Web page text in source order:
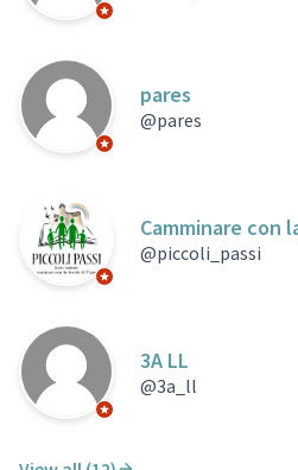
Official participant
Official participant
pares
@pares
Official participant
Camminare con
@piccoli_passi
Official participant
3A LL
@3a_ll